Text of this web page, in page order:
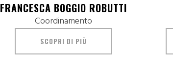
FRANCESCA BOGGIO ROBUTTI
Coordinamento
SCOPRI DI PIÙ